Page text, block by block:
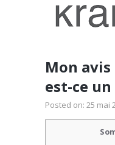
Mon
est-ce
Posted on: 25 mai